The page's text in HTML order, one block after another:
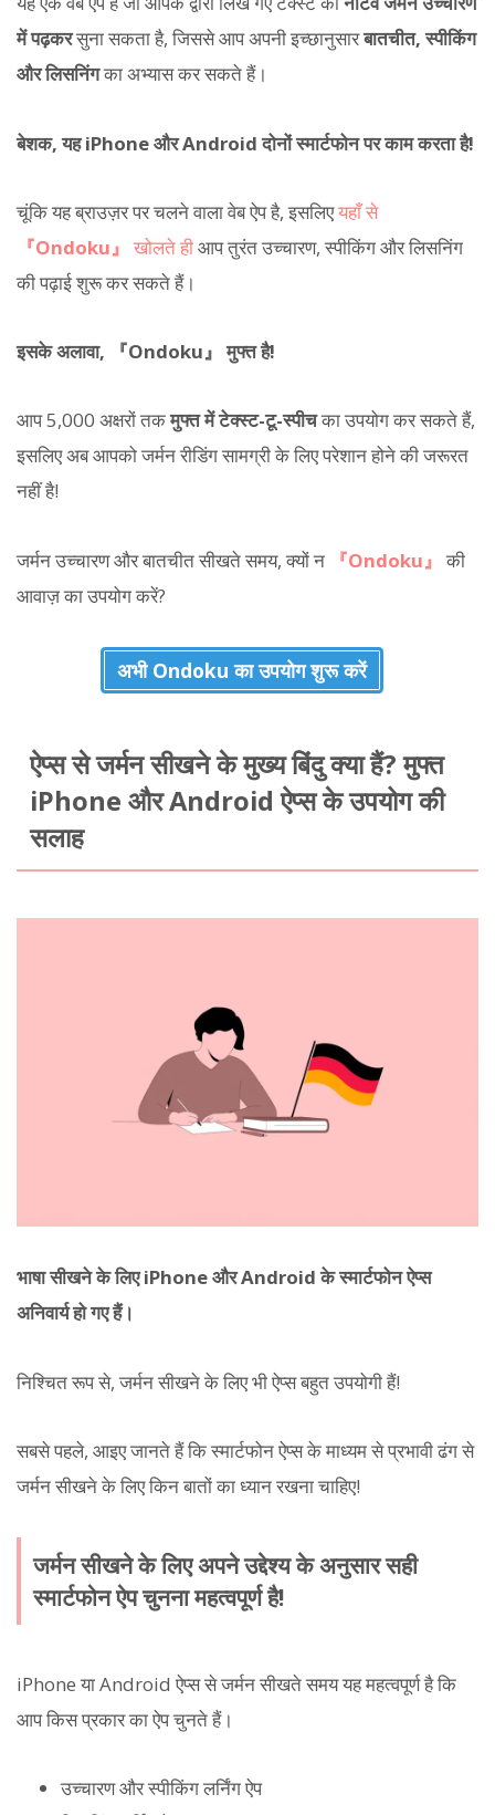
में पढ़करसुना सकता है, जिससे आप अपनी इच्छानुसारबातचीत, स्पीकिंग
और लिसनिंगका अभ्यास कर सकते हैं।
बेशक, यह iPhone और Android दोनों स्मार्टफोन पर काम करता है!
चूंकि यह ब्राउज़र पर चलने वाला वेब ऐप है, इसलिएयहाँ से
『Ondoku』 खोलते हीआप तुरंत उच्चारण, स्पीकिंग और लिसनिंग
की पढ़ाई शुरू कर सकते हैं।
इसके अलावा, 『Ondoku』 मुफ्त है!
आप 5,000 अक्षरों तकमुफ्त में टेक्स्ट-टू-स्पीचका उपयोग कर सकते हैं,
इसलिए अब आपको जर्मन रीडिंग सामग्री के लिए परेशान होने की जरूरत
नहीं है!
जर्मन उच्चारण और बातचीत सीखते समय, क्यों न 『Ondoku』 की
आवाज़ का उपयोग करें?
अभी Ondoku का उपयोग शुरू करें
ऐप्स से जर्मन सीखने के मुख्य बिंदु क्या हैं? मुफ्त
iPhone और Android ऐप्स के उपयोग की
सलाह
भाषा सीखने के लिए iPhone और Android के स्मार्टफोन ऐप्स
अनिवार्य हो गए हैं।
निश्चित रूप से, जर्मन सीखने के लिए भी ऐप्स बहुत उपयोगी हैं!
सबसे पहले, आइए जानते हैं कि स्मार्टफोन ऐप्स के माध्यम से प्रभावी ढंग से
जर्मन सीखने के लिए किन बातों का ध्यान रखना चाहिए!
जर्मन सीखने के लिए अपने उद्देश्य के अनुसार सही
स्मार्टफोन ऐप चुनना महत्वपूर्ण है!
iPhone या Android ऐप्स से जर्मन सीखते समय यह महत्वपूर्ण है कि
आप किस प्रकार का ऐप चुनते हैं।
उच्चारण और स्पीकिंग लर्निंग ऐप